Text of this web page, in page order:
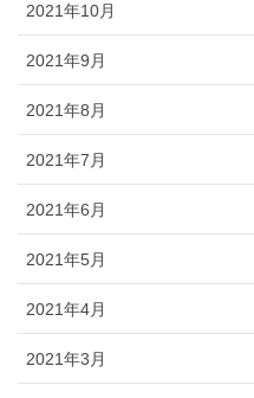
2021年10月
2021年9月
2021年8月
2021年7月
2021年6月
2021年5月
2021年4月
2021年3月